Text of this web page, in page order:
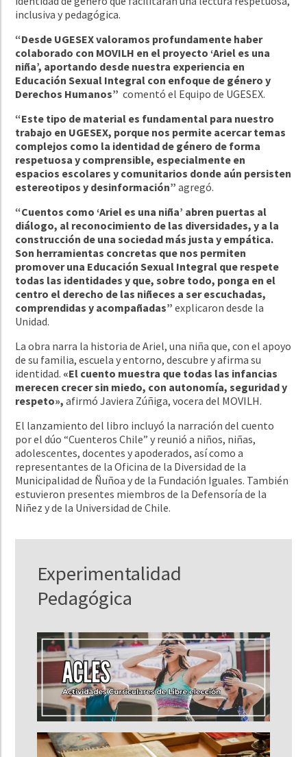
inclusiva y pedagógica.
“Desde UGESEX valoramos profundamente haber
colaborado con MOVILH en el proyecto ‘Ariel es una
niña’, aportando desde nuestra experiencia en
Educación Sexual Integral con enfoque de género y
Derechos Humanos” comentó el Equipo de UGESEX.
“Este tipo de material es fundamental para nuestro
trabajo en UGESEX, porque nos permite acercar temas
complejos como la identidad de género de forma
respetuosa y comprensible, especialmente en
espacios escolares y comunitarios donde aún persisten
estereotipos y desinformación” agregó.
“Cuentos como ‘Ariel es una niña’ abren puertas al
diálogo, al reconocimiento de las diversidades, y a la
construcción de una sociedad más justa y empática.
Son herramientas concretas que nos permiten
promover una Educación Sexual Integral que respete
todas las identidades y que, sobre todo, ponga en el
centro el derecho de las niñeces a ser escuchadas,
comprendidas y acompañadas” explicaron desde la
Unidad.
La obra narra la historia de Ariel, una niña que, con el apoyo
de su familia, escuela y entorno, descubre y afirma su
identidad. «El cuento muestra que todas las infancias
merecen crecer sin miedo, con autonomía, seguridad y
respeto», afirmó Javiera Zúñiga, vocera del MOVILH.
El lanzamiento del libro incluyó la narración del cuento
por el dúo “Cuenteros Chile” y reunió a niños, niñas,
adolescentes, docentes y apoderados, así como a
representantes de la Oficina de la Diversidad de la
Municipalidad de Ñuñoa y de la Fundación Iguales. También
estuvieron presentes miembros de la Defensoría de la
Niñez y de la Universidad de Chile.
Experimentalidad
Pedagógica